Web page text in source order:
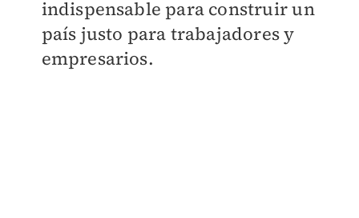
indispensable para construir un
país justo para trabajadores y
empresarios.